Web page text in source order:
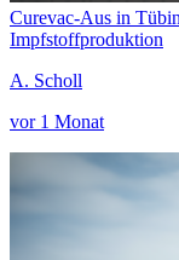
Curevac-Aus in
Impfstoffproduktion
A. Scholl
vor 1 Monat